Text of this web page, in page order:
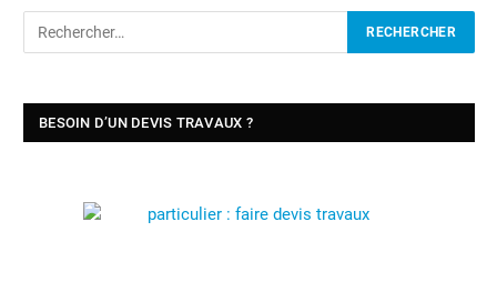
BESOIN D’UN DEVIS TRAVAUX ?